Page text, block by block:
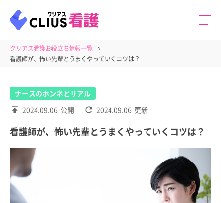
クリアス看護お役立ち情報一覧
看護師が、怖い先輩とうまくやっていくコツは？
ナースのホンネとリアル
2024.09.06 公開 2024.09.06 更新
看護師が、怖い先輩とうまくやっていくコツは？